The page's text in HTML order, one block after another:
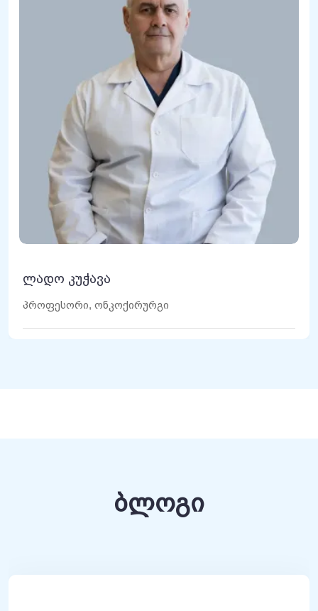
ლადო კუჭავა
პროფესორი, ონკოქირურგი
ბლოგი